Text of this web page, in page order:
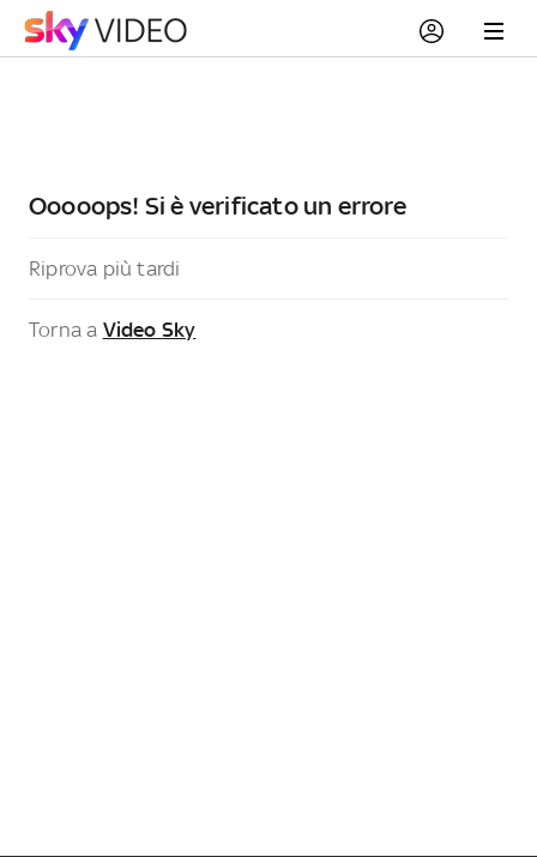
Ooooops! Si è verificato un errore
Riprova più tardi
Torna a Video Sky